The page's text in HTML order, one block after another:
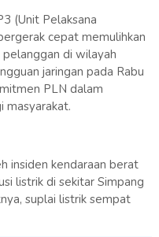
(Unit Pelaksana
cepat memulihkan
di wilayah
jaringan pada Rabu
PLN dalam
masyarakat.
insiden kendaraan berat
listrik di sekitar Simpang
suplai listrik sempat